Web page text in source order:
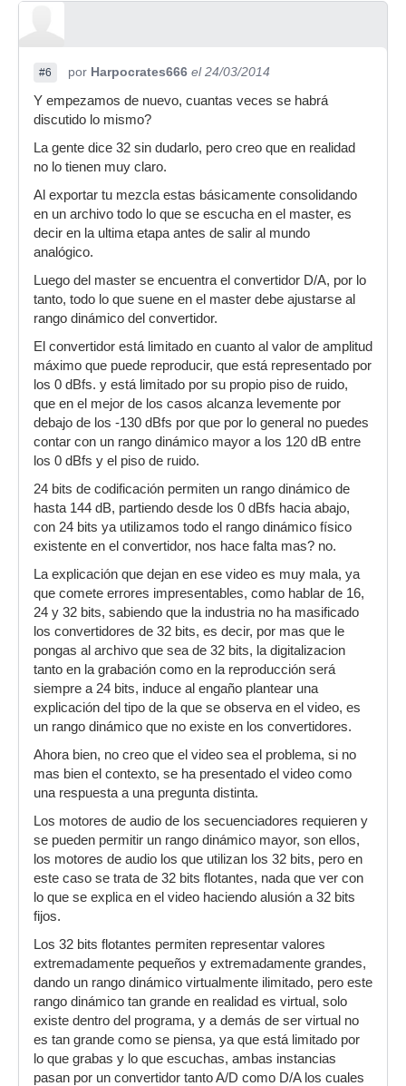
#6 por Harpocrates666 el 24/03/2014
Y empezamos de nuevo, cuantas veces se habrá
discutido lo mismo?
La gente dice 32 sin dudarlo, pero creo que en realidad
no lo tienen muy claro.
Al exportar tu mezcla estas básicamente consolidando
en un archivo todo lo que se escucha en el master, es
decir en la ultima etapa antes de salir al mundo
analógico.
Luego del master se encuentra el convertidor D/A, por lo
tanto, todo lo que suene en el master debe ajustarse al
rango dinámico del convertidor.
El convertidor está limitado en cuanto al valor de amplitud
máximo que puede reproducir, que está representado por
los 0 dBfs. y está limitado por su propio piso de ruido,
que en el mejor de los casos alcanza levemente por
debajo de los -130 dBfs por que por lo general no puedes
contar con un rango dinámico mayor a los 120 dB entre
los 0 dBfs y el piso de ruido.
24 bits de codificación permiten un rango dinámico de
hasta 144 dB, partiendo desde los 0 dBfs hacia abajo,
con 24 bits ya utilizamos todo el rango dinámico físico
existente en el convertidor, nos hace falta mas? no.
La explicación que dejan en ese video es muy mala, ya
que comete errores impresentables, como hablar de 16,
24 y 32 bits, sabiendo que la industria no ha masificado
los convertidores de 32 bits, es decir, por mas que le
pongas al archivo que sea de 32 bits, la digitalizacion
tanto en la grabación como en la reproducción será
siempre a 24 bits, induce al engaño plantear una
explicación del tipo de la que se observa en el video, es
un rango dinámico que no existe en los convertidores.
Ahora bien, no creo que el video sea el problema, si no
mas bien el contexto, se ha presentado el video como
una respuesta a una pregunta distinta.
Los motores de audio de los secuenciadores requieren y
se pueden permitir un rango dinámico mayor, son ellos,
los motores de audio los que utilizan los 32 bits, pero en
este caso se trata de 32 bits flotantes, nada que ver con
lo que se explica en el video haciendo alusión a 32 bits
fijos.
Los 32 bits flotantes permiten representar valores
extremadamente pequeños y extremadamente grandes,
dando un rango dinámico virtualmente ilimitado, pero este
rango dinámico tan grande en realidad es virtual, solo
existe dentro del programa, y a demás de ser virtual no
es tan grande como se piensa, ya que está limitado por
lo que grabas y lo que escuchas, ambas instancias
pasan por un convertidor tanto A/D como D/A los cuales